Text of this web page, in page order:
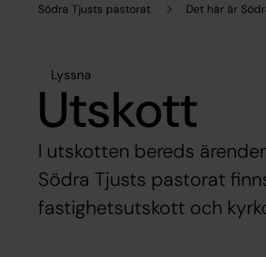
Södra Tjusts pastorat Det här är
Lyssna
Utskott
I utskotten bereds
Södra Tjusts pastorat
fastighetsutskott och